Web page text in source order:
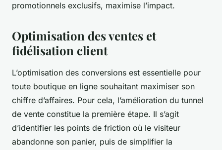
promotionnels exclusifs, maximise l’impact.
Optimisation des ventes et
fidélisation client
L’optimisation des conversions est essentielle pour
toute boutique en ligne souhaitant maximiser son
chiffre d’affaires. Pour cela, l’amélioration du tunnel
de vente constitue la première étape. Il s’agit
d’identifier les points de friction où le visiteur
abandonne son panier, puis de simplifier la